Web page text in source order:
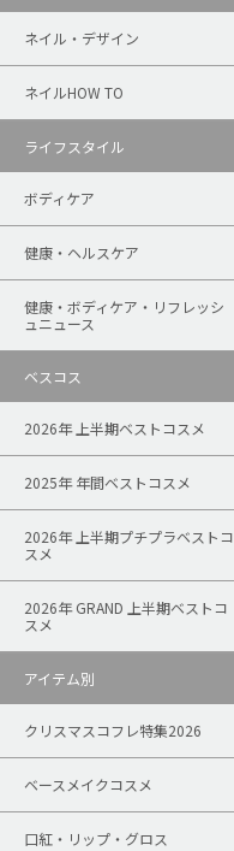
ネイル・デザイン
ネイルHOW TO
ライフスタイル
ボディケア
健康・ヘルスケア
健康・ボディケア・リフレッシ
ュニュース
ベスコス
2026年 上半期ベストコスメ
2025年 年間ベストコスメ
2026年 上半期プチプラベストコ
スメ
2026年 GRAND 上半期ベストコ
スメ
アイテム別
クリスマスコフレ特集2026
ベースメイクコスメ
口紅・リップ・グロス